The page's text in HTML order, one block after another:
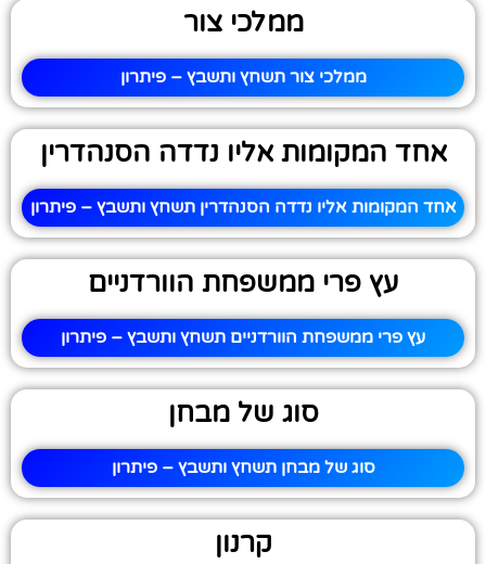
ממלכי צור
ממלכי צור תשחץ ותשבץ – פיתרון
אחד המקומות אליו נדדה הסנהדרין
אחד המקומות אליו נדדה הסנהדרין תשחץ ותשבץ – פיתרון
עץ פרי ממשפחת הוורדניים
עץ פרי ממשפחת הוורדניים תשחץ ותשבץ – פיתרון
סוג של מבחן
סוג של מבחן תשחץ ותשבץ – פיתרון
קרנון